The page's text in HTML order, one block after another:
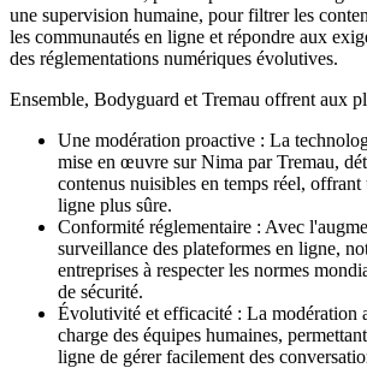
une supervision humaine, pour filtrer les
les communautés en ligne et répondre aux
des réglementations numériques évolutives.
Ensemble, Bodyguard et Tremau offrent aux
Une modération proactive : La
mise en œuvre sur Nima par Tremau,
contenus nuisibles en temps réel, offrant
ligne plus sûre.
Conformité réglementaire : Avec
surveillance des plateformes en ligne,
entreprises à respecter les normes
de sécurité.
Évolutivité et efficacité : La modération
charge des équipes humaines,
ligne de gérer facilement des